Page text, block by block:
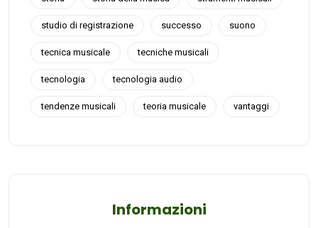
studio di registrazione successo suono
tecnica musicale tecniche musicali
tecnologia tecnologia audio
tendenze musicali teoria musicale vantaggi
Informazioni